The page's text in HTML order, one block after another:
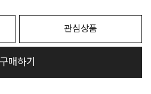
관심상품
구매하기